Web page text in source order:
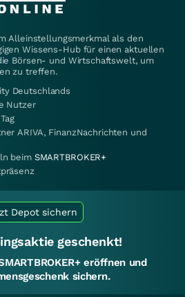
Alleinstellungsmerkmal als den
Wissens-Hub für einen aktuellen
Börsen- und Wirtschaftswelt, um
zu treffen.
Deutschlands
Nutzer
ARIVA, FinanzNachrichten und
beim SMARTBROKER+
Depot sichern
geschenkt!
eröffnen und
sichern.